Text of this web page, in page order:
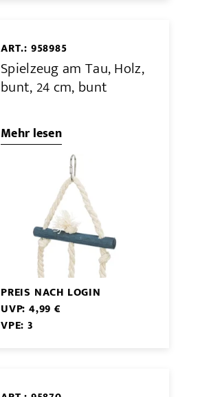
ART.: 958985
Spielzeug am Tau, Holz,
bunt, 24 cm, bunt
Mehr lesen
PREIS NACH LOGIN
UVP: 4,99 €
VPE: 3